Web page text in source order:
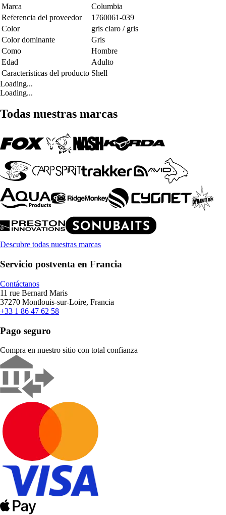
Marca
Columbia
Referencia del proveedor
1760061-039
Color
gris claro / gris
Color dominante
Gris
Como
Hombre
Edad
Adulto
Características del producto Shell
Loading...
Loading...
Todas nuestras marcas
Descubre todas nuestras marcas
Servicio postventa en Francia
Contáctanos
11 rue Bernard Maris
37270 Montlouis-sur-Loire, Francia
+33 1 86 47 62 58
Pago seguro
Compra en nuestro sitio con total confianza